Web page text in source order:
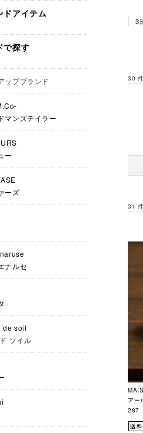
ドアイテム
で探す
ップブランド
マンズテイラー
ー
ーズ
ナルセ
de soil
ソイル
3
30
31
アー
287